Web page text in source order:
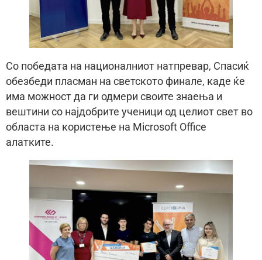
Со победата на националниот натпревар, Спасиќ
обезбеди пласман на светското финале, каде ќе
има можност да ги одмери своите знаења и
вештини со најдобрите ученици од целиот свет во
областа на користење на Microsoft Office
алатките.